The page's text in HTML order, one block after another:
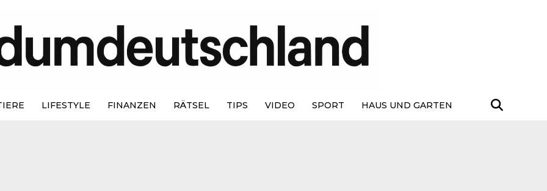
LIFESTYLE FINANZEN RÄTSEL TIPS VIDEO SPORT HAUS UND GARTEN